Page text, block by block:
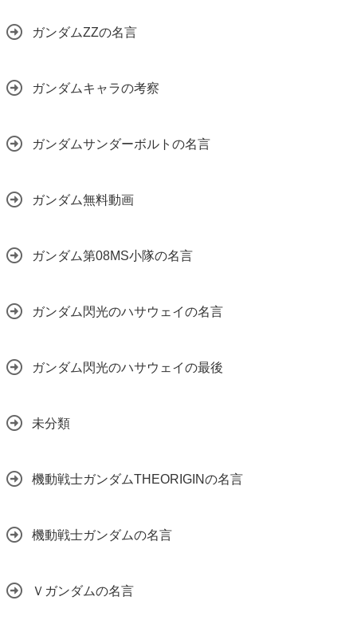
ガンダムZZの名言
ガンダムキャラの考察
ガンダムサンダーボルトの名言
ガンダム無料動画
ガンダム第08MS小隊の名言
ガンダム閃光のハサウェイの名言
ガンダム閃光のハサウェイの最後
未分類
機動戦士ガンダムTHEORIGINの名言
機動戦士ガンダムの名言
Ｖガンダムの名言